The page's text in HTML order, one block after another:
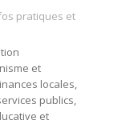
pratiques et
et
locales,
publics,
et